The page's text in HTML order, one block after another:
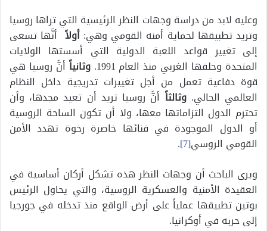
وعليه لابد من دراسة وجهات النظر الرئيسية التي تراها روسيا
وتريد تطبيقها لحماية أمنه القومي وهي:أولاً أنَّها تسعى
إلى تغيير قواعد اللعبة الدولية التي أسستها الولايات
المتحدة وحلفها الغربي منذ العام 1991.
وثانياً أنَّ روسيا هي
قوة دفاعية تعمل من أجل تغييرات تدريجية داخل النظام
العالمي الحالي.وثالثاً أنَّ روسيا تريد أن تعيد مجدها، وأن
تحترم الدول التزاماتها معها، ولا أن تكون الساحة الروسية
أو الدول الموجودة في فنائها خاصرة رخوة تهدد الأمن
القومي الروسي[7]
.
ويرى الباحث أن وجهات النظر هذه تشكل أركان أساسية في
العقيدة الأمنية والعسكرية الروسية، والتي يحاول الرئيس
بوتين تطبيقها عملياً على أرض الواقع منذ تدخله في جورجيا
إلى حربه في أوكرانيا.